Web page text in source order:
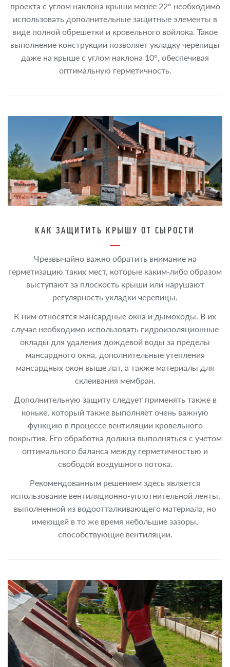
проекта с углом наклона крыши менее 22° необходимо
использовать дополнительные защитные элементы в
виде полной обрешетки и кровельного войлока. Такое
выполнение конструкции позволяет укладку черепицы
даже на крыше с углом наклона 10°, обеспечивая
оптимальную герметичность.
КАК ЗАЩИТИТЬ КРЫШУ ОТ СЫРОСТИ
Чрезвычайно важно обратить внимание на
герметизацию таких мест, которые каким-либо образом
выступают за плоскость крыши или нарушают
регулярность укладки черепицы.
К ним относятся мансардные окна и дымоходы. В их
случае необходимо использовать гидроизоляционные
оклады для удаления дождевой воды за пределы
мансардного окна, дополнительные утепления
мансардных окон выше лат, а также материалы для
склеивания мембран.
Дополнительную защиту следует применять также в
коньке, который также выполняет очень важную
функцию в процессе вентиляции кровельного
покрытия. Его обработка должна выполняться с учетом
оптимального баланса между герметичностью и
свободой воздушного потока.
Рекомендованным решением здесь является
использование вентиляционно-уплотнительной ленты,
выполненной из водоотталкивающего материала, но
имеющей в то же время небольшие зазоры,
способствующие вентиляции.